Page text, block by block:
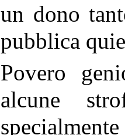
un dono
pubblica
Povero
alcune